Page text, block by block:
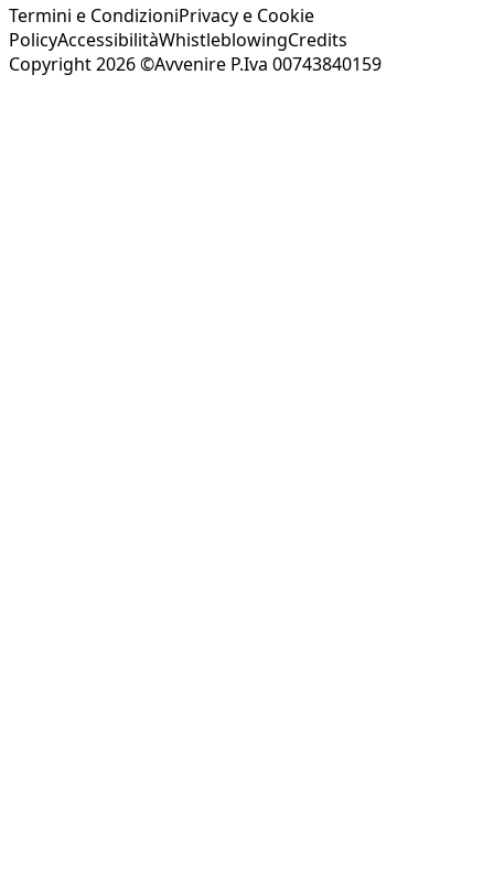
Termini e CondizioniPrivacy e Cookie
PolicyAccessibilitàWhistleblowingCredits
Copyright 2026 ©Avvenire P.Iva 00743840159